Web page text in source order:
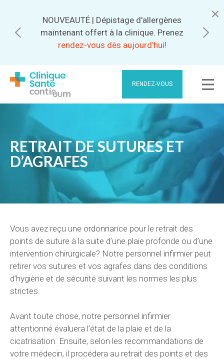
Abonnez-vous pour bénéficier de
meilleurs tarifs.
NOUVEAUTÉ | Dépistage d'allergènes
maintenant offert à la clinique. Prenez
rendez-vous dès aujourd'hui!
RENDEZ-VOUS
RETRAIT DE SUTURES ET
D’AGRAFES
Vous avez reçu une ordonnance pour le retrait des
points de suture à la suite d’une plaie profonde ou d’une
intervention chirurgicale? Notre personnel infirmier peut
retirer vos sutures et vos agrafes dans des conditions
d’hygiène et de sécurité suivant les normes les plus
strictes.
Avant toute chose, notre personnel infirmier
attentionné évaluera l’état de la plaie et de la
cicatrisation. Ensuite, selon les recommandations de
votre médecin, il procédera au retrait des points et des